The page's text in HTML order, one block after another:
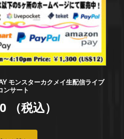
モンスターカクメイ生配信ライブ
ンサート
（税込）